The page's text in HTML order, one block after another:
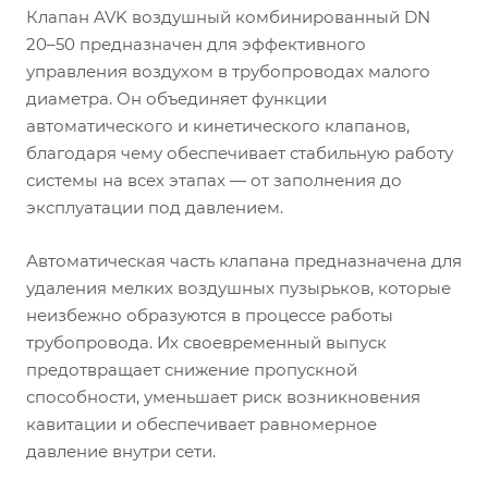
Клапан AVK воздушный комбинированный DN
20–50 предназначен для эффективного
управления воздухом в трубопроводах малого
диаметра. Он объединяет функции
автоматического и кинетического клапанов,
благодаря чему обеспечивает стабильную работу
системы на всех этапах — от заполнения до
эксплуатации под давлением.
Автоматическая часть клапана предназначена для
удаления мелких воздушных пузырьков, которые
неизбежно образуются в процессе работы
трубопровода. Их своевременный выпуск
предотвращает снижение пропускной
способности, уменьшает риск возникновения
кавитации и обеспечивает равномерное
давление внутри сети.